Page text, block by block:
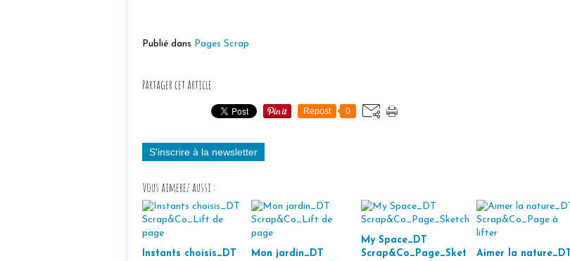
Publié dans Pages Scrap
Partager cet article
Repost 0
S'inscrire à la newsletter
Vous aimerez aussi :
Instants choisis_DT
Mon jardin_DT
My Space_DT
Scrap&Co_Page_Sket
Aimer la nature_DT